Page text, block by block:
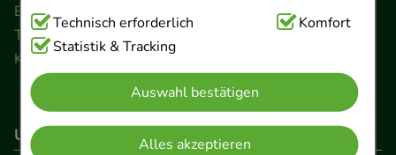
Technisch Notwendig:Hierbei handelt es sich um
Cookies, die für die Grundfunktionen unserer
Website notwendig sind (z.B. Navigation,
Warenkorb, Kundenkonto), weshalb auf diese nicht
verzichtet werden kann.
Technisch erforderlich
Komfort
Statistik & Tracking
Auswahl bestätigen
Alles akzeptieren
Ernst-August-Platz 2 · 30159 Hannover
Telefon 0511 89 71 80 0 · Fax 0511 89 71 80 11
Kontaktformular
Unser Versanddienstleister